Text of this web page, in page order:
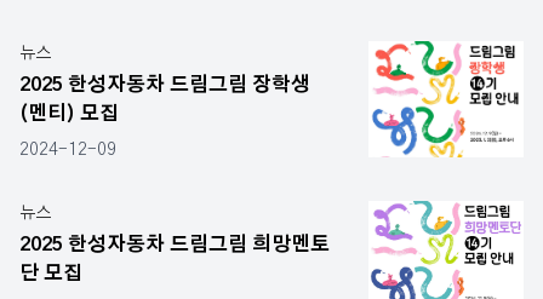
뉴스
2025 한성자동차 드림그림 장학생
(멘티) 모집
2024-12-09
뉴스
2025 한성자동차 드림그림 희망멘토
단 모집